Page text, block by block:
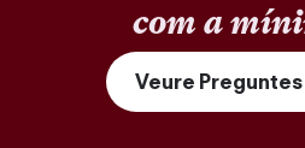
com a
Veure